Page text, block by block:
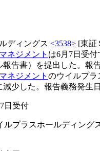
ディングス <3538> [東証
ネジメント は6月7日受
告書）を提出した。報
ネジメント のウイルプラ
少した。報告義務発生日
受付
プラスホールディング